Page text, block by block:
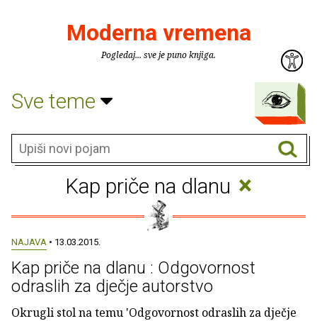
Moderna vremena
Pogledaj... sve je puno knjiga.
Sve teme
Kap priče na dlanu ×
NAJAVA • 13.03.2015.
Kap priče na dlanu : Odgovornost
odraslih za dječje autorstvo
Okrugli stol na temu 'Odgovornost odraslih za dječje